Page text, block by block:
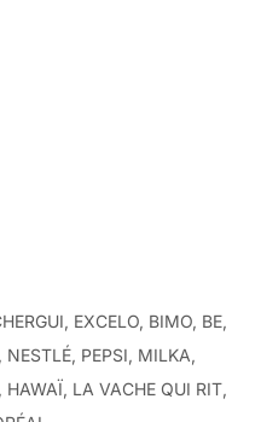
EXCELO, BIMO, BE,
PEPSI, MILKA,
LA VACHE QUI RIT,